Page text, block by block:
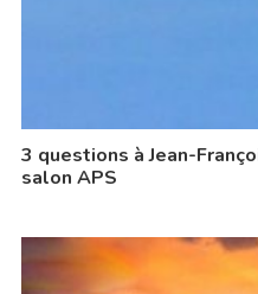
3 questions à Jean-
salon APS